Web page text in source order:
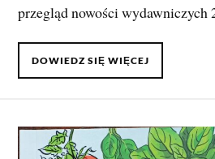
przegląd nowości wydawniczych
DOWIEDZ SIĘ WIĘCEJ